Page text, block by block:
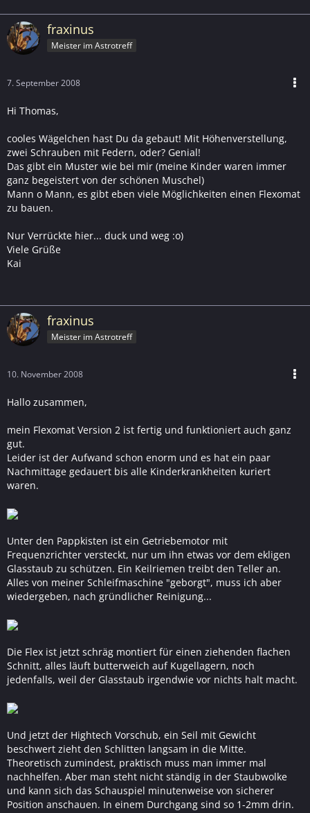
fraxinus
Meister im Astrotreff
7. September 2008
Hi Thomas,
cooles Wägelchen hast Du da gebaut! Mit Höhenverstellung,
zwei Schrauben mit Federn, oder? Genial!
Das gibt ein Muster wie bei mir (meine Kinder waren immer
ganz begeistert von der schönen Muschel)
Mann o Mann, es gibt eben viele Möglichkeiten einen Flexomat
zu bauen.
Nur Verrückte hier... duck und weg :o)
Viele Grüße
Kai
fraxinus
Meister im Astrotreff
10. November 2008
Hallo zusammen,
mein Flexomat Version 2 ist fertig und funktioniert auch ganz
gut.
Leider ist der Aufwand schon enorm und es hat ein paar
Nachmittage gedauert bis alle Kinderkrankheiten kuriert
waren.
Unter den Pappkisten ist ein Getriebemotor mit
Frequenzrichter versteckt, nur um ihn etwas vor dem ekligen
Glasstaub zu schützen. Ein Keilriemen treibt den Teller an.
Alles von meiner Schleifmaschine "geborgt", muss ich aber
wiedergeben, nach gründlicher Reinigung...
Die Flex ist jetzt schräg montiert für einen ziehenden flachen
Schnitt, alles läuft butterweich auf Kugellagern, noch
jedenfalls, weil der Glasstaub irgendwie vor nichts halt macht.
Und jetzt der Hightech Vorschub, ein Seil mit Gewicht
beschwert zieht den Schlitten langsam in die Mitte.
Theoretisch zumindest, praktisch muss man immer mal
nachhelfen. Aber man steht nicht ständig in der Staubwolke
und kann sich das Schauspiel minutenweise von sicherer
Position anschauen. In einem Durchgang sind so 1-2mm drin.